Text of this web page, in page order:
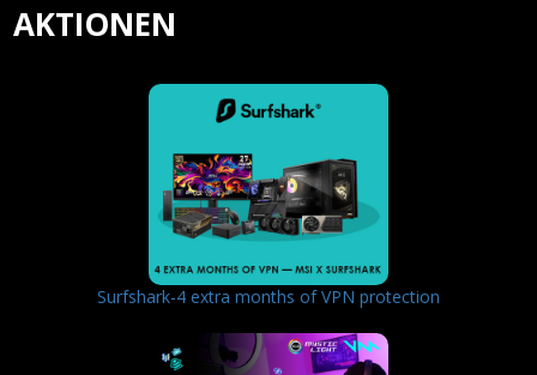
AKTIONEN
Surfshark-4 extra months of VPN protection